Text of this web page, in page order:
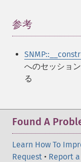
参考
へのセッショ
る
Found A
Learn How To
Request • Report